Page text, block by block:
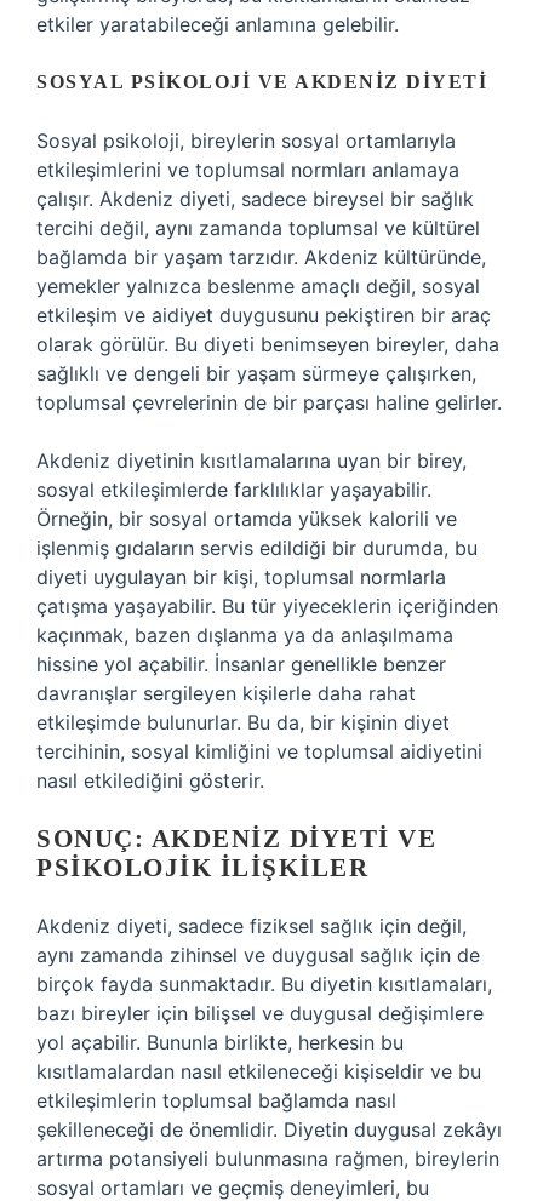
etkiler yaratabileceği anlamına gelebilir.
SOSYAL PSIKOLOJI VE AKDENIZ DIYETI
Sosyal psikoloji, bireylerin sosyal ortamlarıyla
etkileşimlerini ve toplumsal normları anlamaya
çalışır. Akdeniz diyeti, sadece bireysel bir sağlık
tercihi değil, aynı zamanda toplumsal ve kültürel
bağlamda bir yaşam tarzıdır. Akdeniz kültüründe,
yemekler yalnızca beslenme amaçlı değil, sosyal
etkileşim ve aidiyet duygusunu pekiştiren bir araç
olarak görülür. Bu diyeti benimseyen bireyler, daha
sağlıklı ve dengeli bir yaşam sürmeye çalışırken,
toplumsal çevrelerinin de bir parçası haline gelirler.
Akdeniz diyetinin kısıtlamalarına uyan bir birey,
sosyal etkileşimlerde farklılıklar yaşayabilir.
Örneğin, bir sosyal ortamda yüksek kalorili ve
işlenmiş gıdaların servis edildiği bir durumda, bu
diyeti uygulayan bir kişi, toplumsal normlarla
çatışma yaşayabilir. Bu tür yiyeceklerin içeriğinden
kaçınmak, bazen dışlanma ya da anlaşılmama
hissine yol açabilir. İnsanlar genellikle benzer
davranışlar sergileyen kişilerle daha rahat
etkileşimde bulunurlar. Bu da, bir kişinin diyet
tercihinin, sosyal kimliğini ve toplumsal aidiyetini
nasıl etkilediğini gösterir.
SONUÇ: AKDENIZ DIYETI VE
PSIKOLOJIK İLIŞKILER
Akdeniz diyeti, sadece fiziksel sağlık için değil,
aynı zamanda zihinsel ve duygusal sağlık için de
birçok fayda sunmaktadır. Bu diyetin kısıtlamaları,
bazı bireyler için bilişsel ve duygusal değişimlere
yol açabilir. Bununla birlikte, herkesin bu
kısıtlamalardan nasıl etkileneceği kişiseldir ve bu
etkileşimlerin toplumsal bağlamda nasıl
şekilleneceği de önemlidir. Diyetin duygusal zekâyı
artırma potansiyeli bulunmasına rağmen, bireylerin
sosyal ortamları ve geçmiş deneyimleri, bu